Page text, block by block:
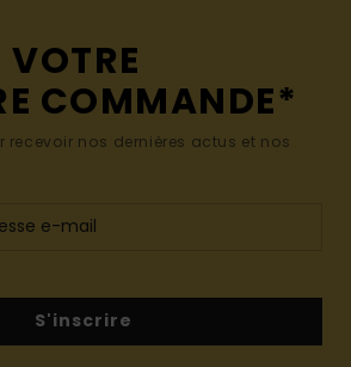
VOTRE
COMMANDE*
recevoir nos dernières actus et nos
S'inscrire